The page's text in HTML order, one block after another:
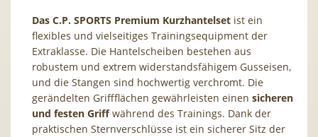
Das C.P. SPORTS Premium Kurzhantelset ist ein
flexibles und vielseitiges Trainingsequipment der
Extraklasse. Die Hantelscheiben bestehen aus
robustem und extrem widerstandsfähigem Gusseisen,
und die Stangen sind hochwertig verchromt. Die
gerändelten Griffflächen gewährleisten einen sicheren
und festen Griffwährend des Trainings. Dank der
praktischen Sternverschlüsse ist ein sicherer Sitz der